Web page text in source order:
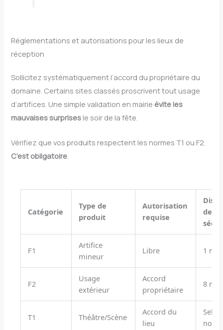
Réglementations et autorisations pour les lieux de
réception
Sollicitez systématiquement l’accord du propriétaire du
domaine. Certains sites classés proscrivent tout usage
d’artifices. Une simple validation en mairie évite les
mauvaises surprises le soir de la fête.
Vérifiez que vos produits respectent les normes T1 ou F2.
C’est obligatoire.
Catégorie
Type de
produit
Autorisation
requise
de
F1
Artifice
mineur
Libre 1
F2
Usage
extérieur
Accord
propriétaire
8
T1 Théâtre/Scène
Accord du
lieu
Selon